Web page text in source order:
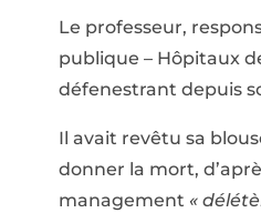
Le professeur,
publique – Hôpitaux
défenestrant depuis
Il avait revêtu sa
donner la mort,
management «